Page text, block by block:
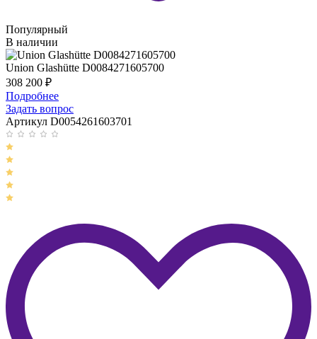
Популярный
В наличии
Union Glashütte D0084271605700
308 200 ₽
Подробнее
Задать вопрос
Артикул D0054261603701